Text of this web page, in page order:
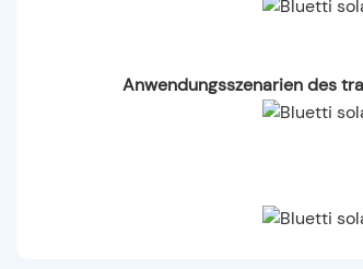
Anwendungsszenarien des